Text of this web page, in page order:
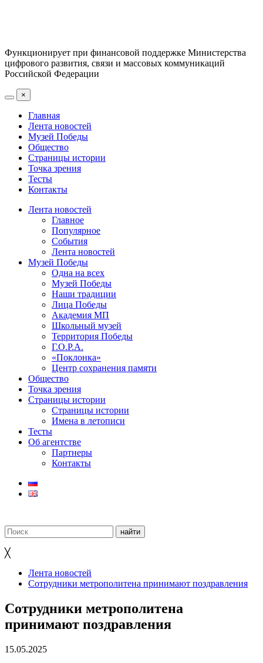
Функционирует при финансовой поддержке Министерства
цифрового развития, связи и массовых коммуникаций
Российской Федерации
×
Главная
Лента новостей
Музей Победы
Общество
Страницы истории
Точка зрения
Тесты
Контакты
Лента новостей
Главное
Популярное
События
Лента новостей
Музей Победы
Одна на всех
Музей Победы
Наши традиции
Лица Победы
Академия МП
Школьный музей
Территория Победы
Г.О.Р.А.
«Поклонка»
Центр сохранения памяти
Общество
Точка зрения
Страницы истории
Страницы истории
Имена в летописи
Тесты
Об агентстве
Партнеры
Контакты
╳
Лента новостей
Сотрудники метрополитена принимают поздравления
Сотрудники метрополитена
принимают поздравления
15.05.2025